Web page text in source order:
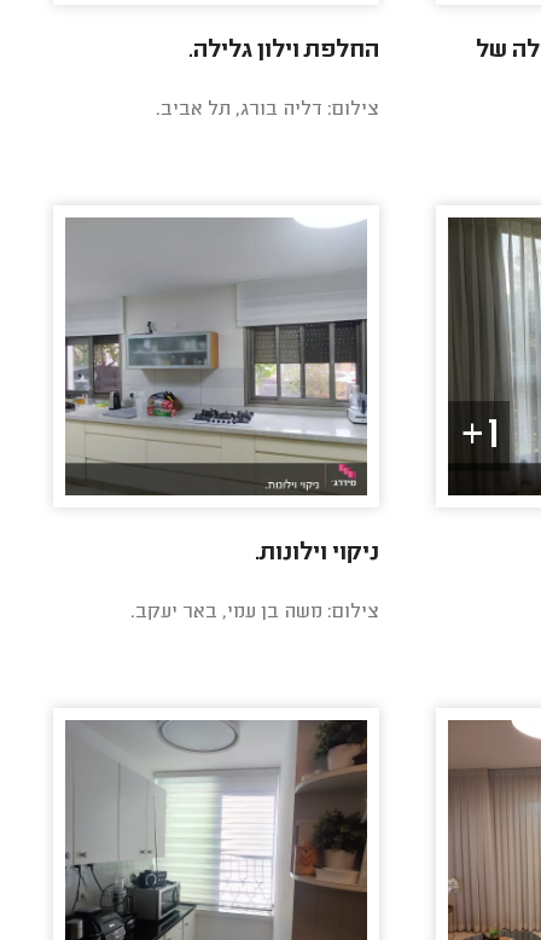
של
החלפת וילון גלילה.
צילום: דליה בורג, תל אביב.
1+
ניקוי וילונות.
צילום: משה בן עמי, באר יעקב.